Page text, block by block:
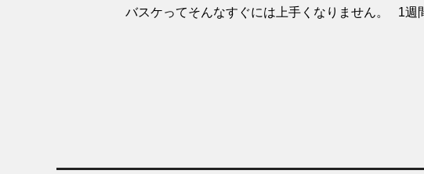
バスケってそんなすぐには上手くなりません。 1週